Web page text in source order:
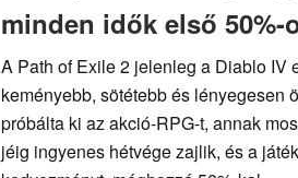
minden idők első
A Path of Exile 2 jelenleg a Diablo IV
keményebb, sötétebb és lényegesen
próbálta ki az akció-RPG-t, annak
jéig ingyenes hétvége zajlik, és a